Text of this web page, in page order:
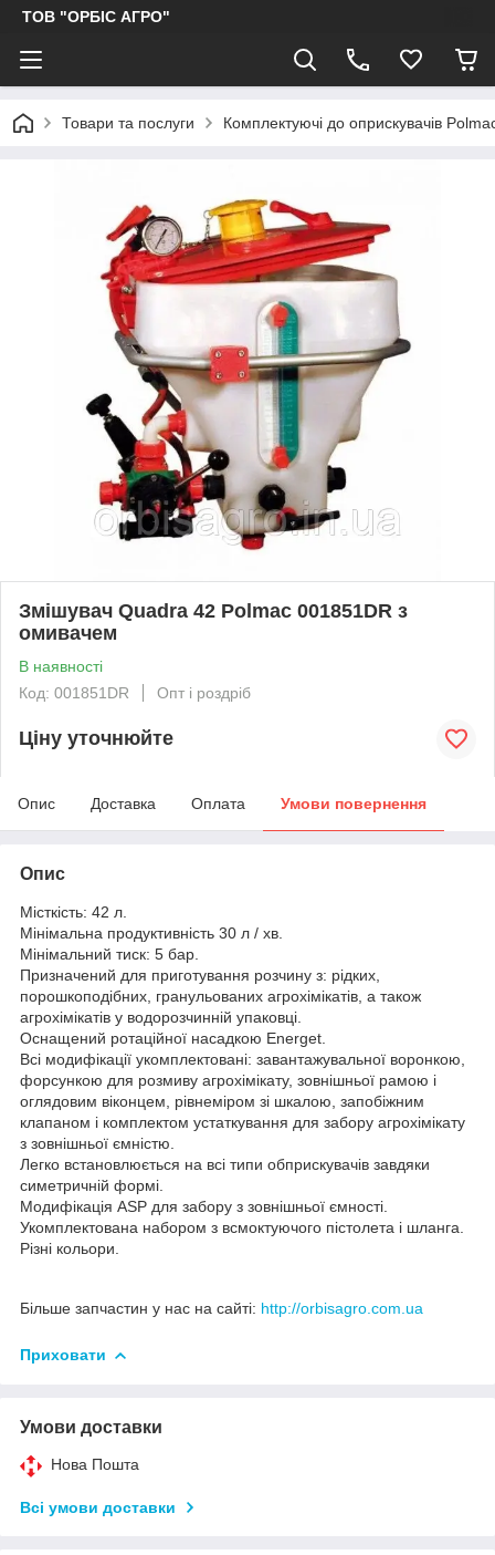
ТОВ "ОРБІС АГРО"
Товари та послуги Комплектуючі до оприскувачів
Змішувач Quadra 42 Polmac 001851DR з
омивачем
В наявності
Код: 001851DR
Опт і роздріб
Ціну уточнюйте
Опис Доставка Оплата Умови повернення
Опис
Місткість: 42 л.
Мінімальна продуктивність 30 л / хв.
Мінімальний тиск: 5 бар.
Призначений для приготування розчину з: рідких,
порошкоподібних, гранульованих агрохімікатів, а також
агрохімікатів у водорозчинній упаковці.
Оснащений ротаційної насадкою Energet.
Всі модифікації укомплектовані: завантажувальної воронкою,
форсункою для розмиву агрохімікату, зовнішньої рамою і
оглядовим віконцем, рівнеміром зі шкалою, запобіжним
клапаном і комплектом устаткування для забору агрохімікату
з зовнішньої ємністю.
Легко встановлюється на всі типи обприскувачів завдяки
симетричній формі.
Модифікація ASP для забору з зовнішньої ємності.
Укомплектована набором з всмоктуючого пістолета і шланга.
Різні кольори.
Більше запчастин у нас на сайті: http://orbisagro.com.ua
Приховати
Умови доставки
Нова Пошта
Всі умови доставки